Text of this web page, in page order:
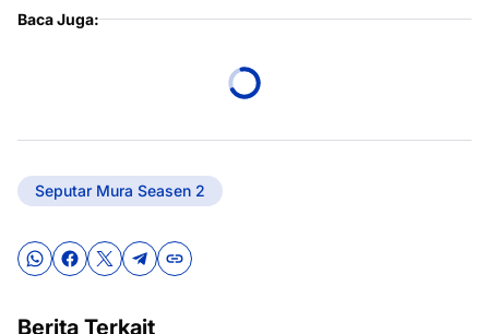
Baca Juga:
Seputar Mura Seasen 2
Berita Terkait